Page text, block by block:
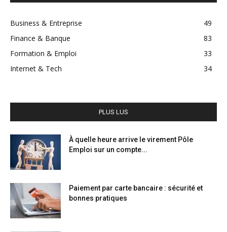
Business & Entreprise
49
Finance & Banque
83
Formation & Emploi
33
Internet & Tech
34
PLUS LUS
À quelle heure arrive le virement Pôle
Emploi sur un compte...
Paiement par carte bancaire : sécurité et
bonnes pratiques